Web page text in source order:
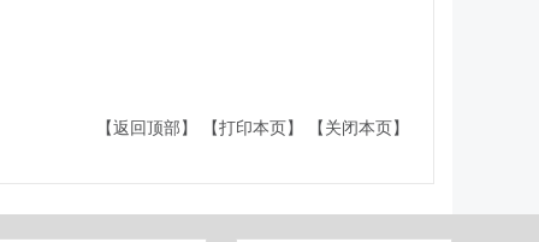
【返回顶部】
【打印本页】 【关闭本页】